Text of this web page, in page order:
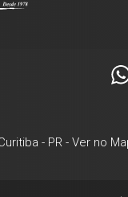
- PR - Ver no